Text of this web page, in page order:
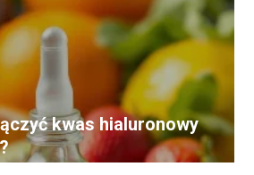
kwas hialuronowy